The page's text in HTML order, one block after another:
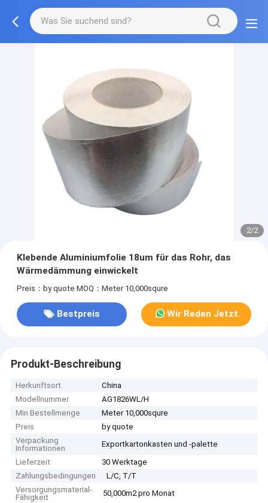
2/2
Klebende Aluminiumfolie 18um für das Rohr, das
Wärmedämmung einwickelt
Preis：by quote MOQ：Meter 10,000squre
Bestpreis Wir Reden Jetzt.
Produkt-Beschreibung
Herkunftsort
China
Modellnummer
AG1826WL/H
Min Bestellmenge
Meter 10,000squre
Preis
by quote
Verpackung
Informationen
Exportkartonkasten und -palette
Lieferzeit
30 Werktage
Zahlungsbedingungen
L/C, T/T
Versorgungsmaterial-
Fähigkeit
50,000m2 pro Monat